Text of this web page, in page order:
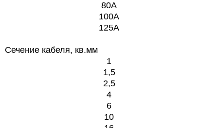
80A
100A
125A
Сечение кабеля, кв.мм
1
1,5
2,5
4
6
10